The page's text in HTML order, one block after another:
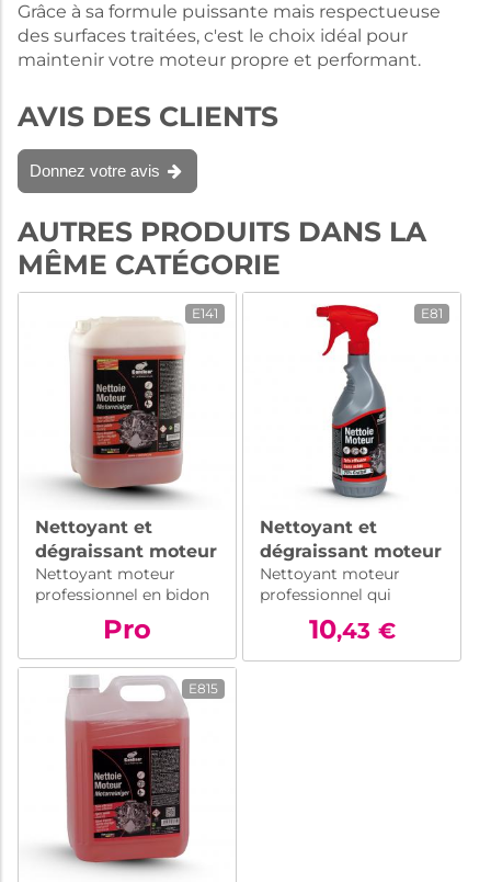
Grâce à sa formule puissante mais respectueuse
des surfaces traitées, c'est le choix idéal pour
maintenir votre moteur propre et performant.
AVIS DES CLIENTS
Donnez votre avis
AUTRES PRODUITS DANS LA
MÊME CATÉGORIE
E141
Nettoyant et
dégraissant moteur
pro - bidon 25 L
Nettoyant moteur
professionnel en bidon
de 25 litres. Dissout la
saleté et la graisse sans
odeur désagréable.
Respectueux de
l'environnement.
Pro
E81
Nettoyant et
dégraissant moteur
- 750 ml
Nettoyant moteur
professionnel qui
dissout la saleté et la
graisse sans odeur
désagréable. Ne
10,43 €
E815